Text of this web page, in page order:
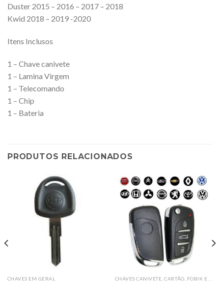
Duster 2015 – 2016 – 2017 – 2018
Kwid 2018 – 2019 -2020
Itens Inclusos
1 – Chave canivete
1 – Lamina Virgem
1 – Telecomando
1 – Chip
1 – Bateria
PRODUTOS RELACIONADOS
CHAVES EM GERAL